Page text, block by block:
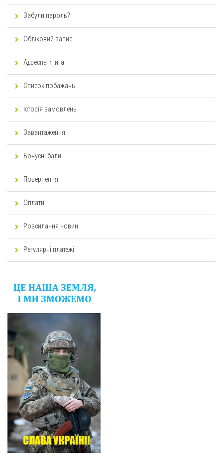
Забули пароль?
Обліковий запис
Адресна книга
Список побажань
Історія замовлень
Завантаження
Бонусні бали
Повернення
Оплати
Розсилання новин
Регулярні платежі